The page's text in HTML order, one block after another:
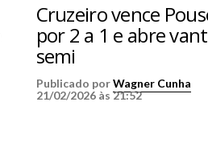
Cruzeiro vence
por 2 a 1 e abre
semi
Publicado porWagner Cunha
21/02/2026 às 21:52